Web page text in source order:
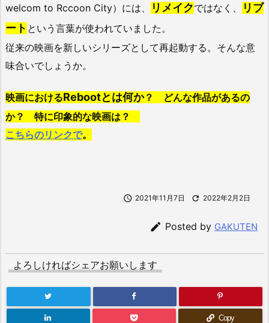
welcom to Rccoon City）には、
リメイクではなく、
リブ
ート という言葉が使われていました。
従来の映画を新しいシリーズとして再起動する。そんな意
味合いでしょうか。
映画におけるRebootとは何か？ どんな作品があるの
か？ 特に印象的な映画は？
こちらのリンクで。
 2021年11月7日  2022年2月2日
 Posted by GAKUTEN
よろしければシェアお願いします
Copy